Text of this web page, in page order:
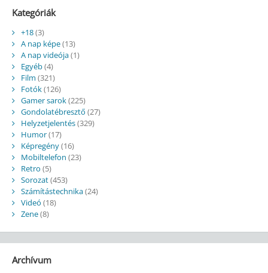
Kategóriák
+18(3)
A nap képe(13)
A nap videója(1)
Egyéb(4)
Film (321)
Fotók(126)
Gamer sarok(225)
Gondolatébresztő (27)
Helyzetjelentés(329)
Humor(17)
Képregény(16)
Mobiltelefon (23)
Retro (5)
Sorozat(453)
Számítástechnika(24)
Videó (18)
Zene(8)
Archívum